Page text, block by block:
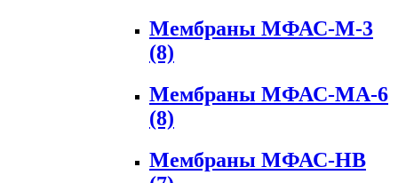
Мембраны МФАС-М-3
(8)
Мембраны МФАС-МА-6
(8)
Мембраны МФАС-НВ